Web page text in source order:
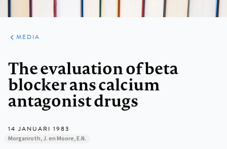
ARTIKELEN
VARIA
MEDIA
The evaluation of beta
blocker ans calcium
antagonist drugs
14 JANUARI 1983
Morganroth, J. en Moore, E.N.